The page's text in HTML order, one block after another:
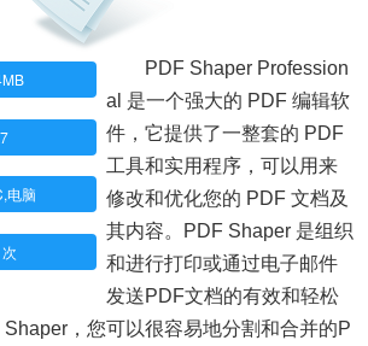
电脑
次
PDF Shaper Profession
al 是一个强大的 PDF 编辑软
件，它提供了一整套的 PDF
工具和实用程序，可以用来
修改和优化您的 PDF 文档及
其内容。PDF Shaper 是组织
和进行打印或通过电子邮件
发送PDF文档的有效和轻松
，您可以很容易地分割和合并的P